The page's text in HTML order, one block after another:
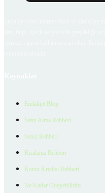
Emlakjet Blog
Satın Alma Rehberi
Satıcı Rehberi
Kiralama Rehberi
Konut Kredisi Rehberi
Ne Kadar Ödeyebilirim